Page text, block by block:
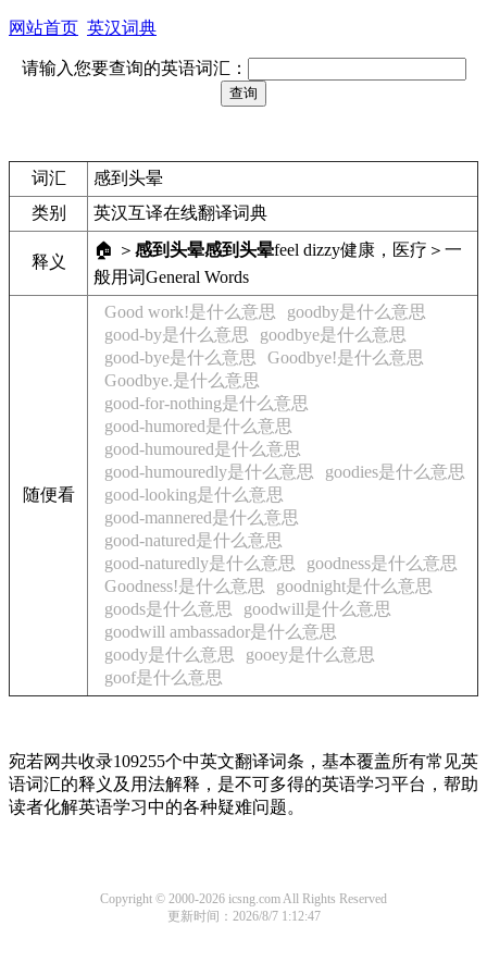
网站首页 英汉词典
请输入您要查询的英语词汇：
词汇
感到头晕
类别
英汉互译在线翻译词典
释义
🏠 ＞ 感到头晕感到头晕feel dizzy健康，医疗＞一
般用词General Words
随便看
Good work!是什么意思
goodby是什么意思
good-by是什么意思
goodbye是什么意思
good-bye是什么意思
Goodbye!是什么意思
Goodbye.是什么意思
good-for-nothing是什么意思
good-humored是什么意思
good-humoured是什么意思
good-humouredly是什么意思
goodies是什么意思
good-looking是什么意思
good-mannered是什么意思
good-natured是什么意思
good-naturedly是什么意思
goodness是什么意思
Goodness!是什么意思
goodnight是什么意思
goods是什么意思
goodwill是什么意思
goodwill ambassador是什么意思
goody是什么意思
gooey是什么意思
goof是什么意思
宛若网共收录109255个中英文翻译词条，基本覆盖所有常见英
语词汇的释义及用法解释，是不可多得的英语学习平台，帮助
读者化解英语学习中的各种疑难问题。
Copyright © 2000-2026 icsng.com All Rights Reserved
更新时间：2026/8/7 1:12:47